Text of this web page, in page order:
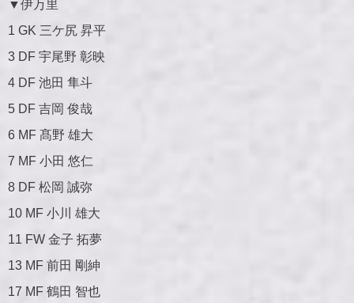
▼伊万里
1 GK 三ケ尻 昇平
3 DF 宇尾野 彰映
4 DF 池田 隼斗
5 DF 吉岡 俊哉
6 MF 髙野 雄大
7 MF 小田 悠仁
8 DF 松岡 誠弥
10 MF 小川 雄大
11 FW 金子 拓夢
13 MF 前田 剛紳
17 MF 鶴田 智也